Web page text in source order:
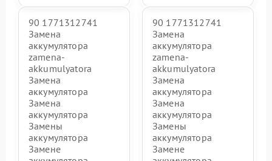
90 1771312741
Замена
аккумулятора
zamena-
akkumulyatora
Замена
аккумулятора
Замена
аккумулятора
Замены
аккумулятора
Замене
90 1771312741
Замена
аккумулятора
zamena-
akkumulyatora
Замена
аккумулятора
Замена
аккумулятора
Замены
аккумулятора
Замене